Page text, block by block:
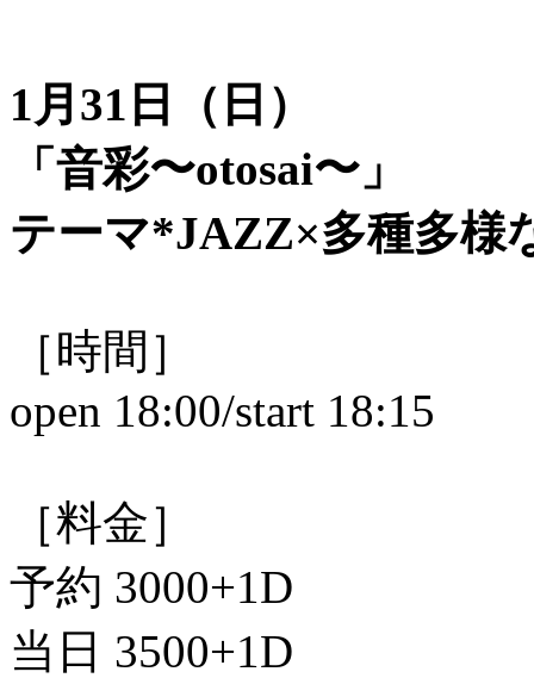
1月31日（日）
「音彩〜otosai〜」
テーマ*JAZZ×多種多様
［時間］
open 18:00/start 18:15
［料金］
予約 3000+1D
当日 3500+1D